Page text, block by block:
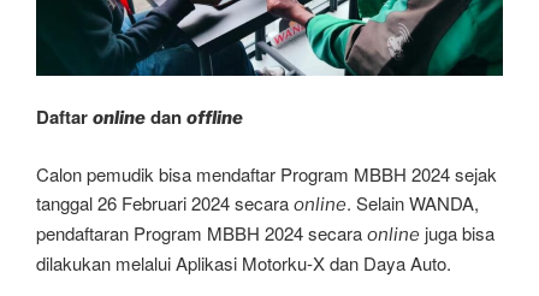
Daftar online dan offline
Calon pemudik bisa mendaftar Program MBBH 2024 sejak
tanggal 26 Februari 2024 secara online. Selain WANDA,
pendaftaran Program MBBH 2024 secara online juga bisa
dilakukan melalui Aplikasi Motorku-X dan Daya Auto.